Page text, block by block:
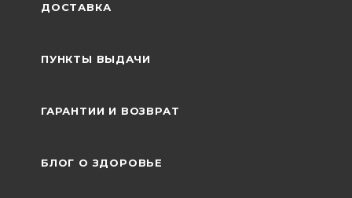
ДОСТАВКА
ПУНКТЫ ВЫДАЧИ
ГАРАНТИИ И ВОЗВРАТ
БЛОГ О ЗДОРОВЬЕ